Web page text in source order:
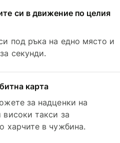
си в движение по целия
под ръка на едно място и
секунди.
карта
за надценки на
високи такси за
харчите в чужбина.